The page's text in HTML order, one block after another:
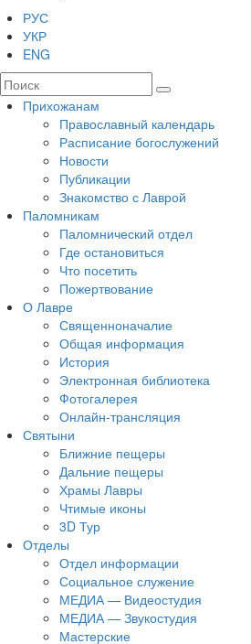
РУС
УКР
ENG
Прихожанам
Православный календарь
Расписание богослужений
Новости
Публикации
Знакомство с Лаврой
Паломникам
Паломнический отдел
Где остановиться
Что посетить
Пожертвование
О Лавре
Священноначалие
Общая информация
История
Электронная библиотека
Фотогалерея
Онлайн-трансляция
Святыни
Ближние пещеры
Дальние пещеры
Храмы Лавры
Чтимые иконы
3D Тур
Отделы
Отдел информации
Социальное служение
МЕДИА — Видеостудия
МЕДИА — Звукостудия
Мастерские